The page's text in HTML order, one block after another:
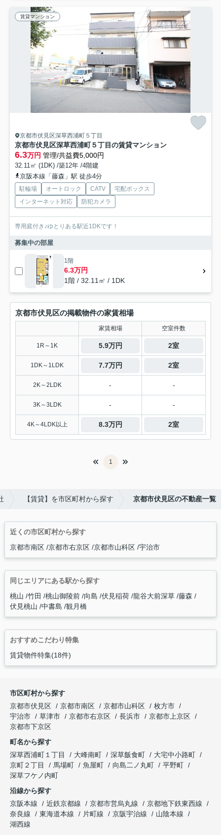
賃貸マンション
京都市伏見区深草西浦町５丁目
京都市伏見区深草西浦町５丁目の賃貸マンション
6.3万円 管理/共益費5,000円
32.11㎡ (1DK) /築12年 /4階建
京阪本線「藤森」駅 徒歩4分
駐輪場 オートロック CATV
宅配ボックス
インターネット対応
防犯カメラ
専用庭付き♪ゆとりある駅近1DKです！
募集中の部屋
1階
6.3万円
1階 / 32.11㎡ / 1DK
京都市伏見区の掲載物件の家賃相場
家賃相場 空室件数
1R～1K 5.9万円 2室
1DK～1LDK 7.7万円 2室
2K～2LDK - -
3K～3LDK - -
4K～4LDK以上 8.3万円 2室
1
【賃貸】を市区町村から探す 京都市伏見区の不動産一覧
近くの市区町村から探す
京都市南区 京都市右京区 京都市山科区 宇治市
同じエリアにある駅から探す
桃山 竹田 桃山御陵前 向島 伏見稲荷 龍谷大前深草 藤森
伏見桃山 中書島 観月橋
おすすめこだわり特集
賃貸物件特集(18件)
市区町村から探す
京都市伏見区
京都市南区 京都市山科区
枚方市
宇治市
草津市 京都市右京区 長浜市
京都市上京区
京都市下京区
町名から探す
深草西浦町１丁目
大峰南町 深草飯食町
大宅中小路町
京町２丁目
馬場町 魚屋町 向島二ノ丸町
平野町
深草フケノ内町
沿線から探す
京阪本線
近鉄京都線 京都市営烏丸線
京都地下鉄東西線
奈良線
東海道本線 片町線 京阪宇治線
山陰本線
湖西線